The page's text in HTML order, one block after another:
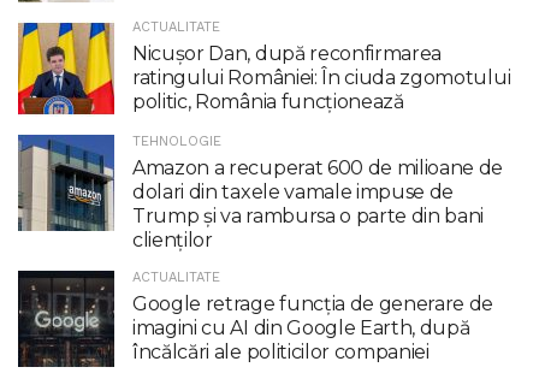
ACTUALITATE
Nicuşor Dan, după reconfirmarea
ratingului României: În ciuda zgomotului
politic, România funcţionează
TEHNOLOGIE
Amazon a recuperat 600 de milioane de
dolari din taxele vamale impuse de
Trump şi va rambursa o parte din bani
clienţilor
ACTUALITATE
Google retrage funcţia de generare de
imagini cu AI din Google Earth, după
încălcări ale politicilor companiei